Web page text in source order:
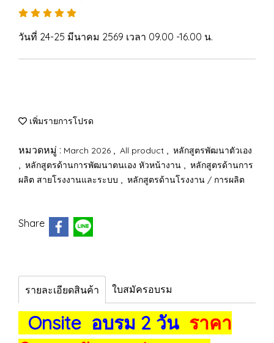
วันที่ 24-25 มีนาคม 2569 เวลา 09.00 -16.00 น.
เพิ่มรายการโปรด
หมวดหมู่ : March 2026 , All product , หลักสูตรพัฒนาตัวเอง
, หลักสูตรด้านการพัฒนาตนเอง หัวหน้างาน , หลักสูตรด้านการ
ผลิต สายโรงงานและระบบ , หลักสูตรด้านโรงงาน / การผลิต
Share
รายละเอียดสินค้า ใบสมัครอบรม
Onsite อบรม 2 วัน ราคา